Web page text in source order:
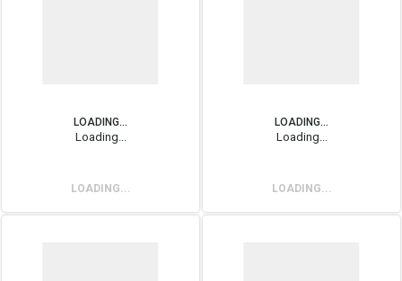
LOADING...
Loading...
LOADING...
LOADING...
Loading...
LOADING...